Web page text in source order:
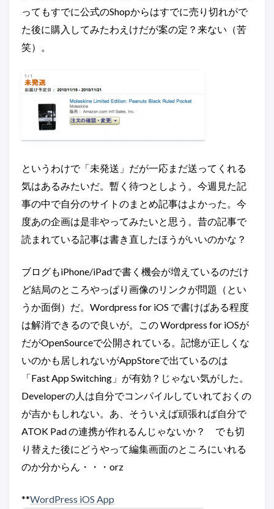
ってもすでに公式のShopからはすでに売り切れがで
た後に購入してみたわえけだが案の定？来ない（苦
笑）。
というわけで「未発送」だが一応まだ送ってくれる
気はあるみたいだ。暫く待つとしよう。今週見た記
事の中で自分のサイトのまとめ記事はよかった。今
度あの企画は是非やってみたいと思う。昔の記事で
読まれている記事は書き直したほうがいいのかな？
ブログもiPhone/iPadで書く機会が増えているのだけ
ど結局のところやっぱり画像のリンクが問題（とい
うか面倒）だ。Wordpress for iOS で書けばある程度
は解消できるので良いが。この Wordpress for iOSが
だがOpenSourceで公開されている。記憶が正しくな
いのかも居しれないがAppStoreで出ているのは
「Fast App Switching」が有効？じゃない気がした。
Developerの人は自分でコンパイルしていれておくの
が吉かもしれない。あ、そういえば頑張れば自分で
ATOK Pad の連携が作れるんじゃないか？ でも切
り替えた後にどうやって編集画面のところにいれる
のか分からん・・・orz
**WordPress iOS App